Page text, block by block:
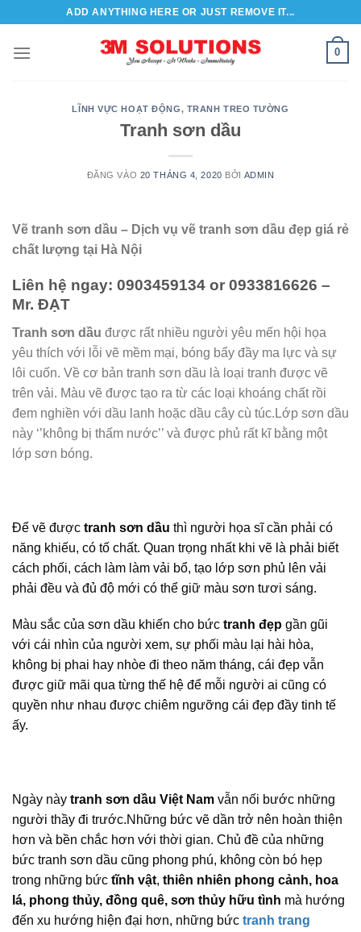
nội
ADD ANYTHING HERE OR JUST REMOVE IT...
0
LĨNH VỰC HOẠT ĐỘNG, TRANH TREO TƯỜNG
Tranh sơn dầu
ĐĂNG VÀO 20 THÁNG 4, 2020 BỞI ADMIN
Vẽ tranh sơn dầu – Dịch vụ vẽ tranh sơn dầu đẹp giá rẻ
chất lượng tại Hà Nội
Liên hệ ngay: 0903459134 or 0933816626 –
Mr. ĐẠT
Tranh sơn dầu được rất nhiều người yêu mến hội họa
yêu thích với lỗi vẽ mềm mại, bóng bẩy đầy ma lực và sự
lôi cuốn. Về cơ bản tranh sơn dầu là loại tranh được vẽ
trên vải. Màu vẽ được tạo ra từ các loại khoáng chất rồi
đem nghiền với dầu lanh hoặc dầu cây cù túc.Lớp sơn dầu
này ‘’không bị thấm nước’’ và được phủ rất kĩ bằng một
lớp sơn bóng.
Để vẽ được tranh sơn dầu thì người họa sĩ cần phải có
năng khiếu, có tố chất. Quan trọng nhất khi vẽ là phải biết
cách phối, cách làm làm vải bổ, tạo lớp sơn phủ lên vải
phải đều và đủ độ mới có thể giữ màu sơn tươi sáng.
Màu sắc của sơn dầu khiến cho bức tranh đẹp gần gũi
với cái nhìn của người xem, sự phối màu lại hài hòa,
không bị phai hay nhòe đi theo năm tháng, cái đẹp vẫn
được giữ mãi qua từng thế hệ để mỗi người ai cũng có
quyền như nhau được chiêm ngưỡng cái đẹp đầy tinh tế
ấy.
Ngày này tranh sơn dầu Việt Nam vẫn nối bước những
người thầy đi trước.Những bức vẽ dần trở nên hoàn thiện
hơn và bền chắc hơn với thời gian. Chủ đề của những
bức tranh sơn dầu cũng phong phú, không còn bó hẹp
trong những bức tĩnh vật, thiên nhiên phong cảnh, hoa
lá, phong thủy, đồng quê, sơn thủy hữu tình mà hướng
đến xu hướng hiện đại hơn, những bức tranh trang